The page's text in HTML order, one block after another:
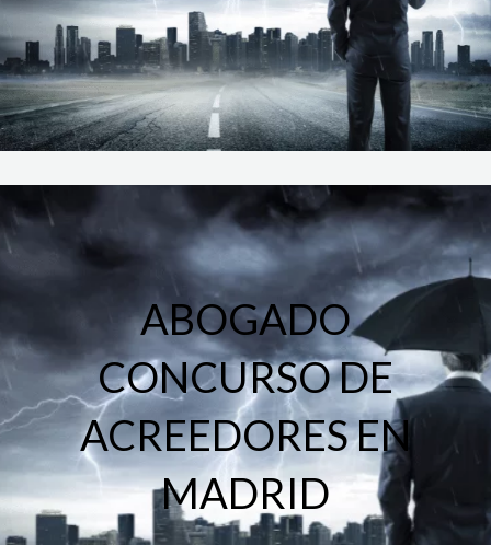
ABOGADO
CONCURSO DE
ACREEDORES EN
MADRID